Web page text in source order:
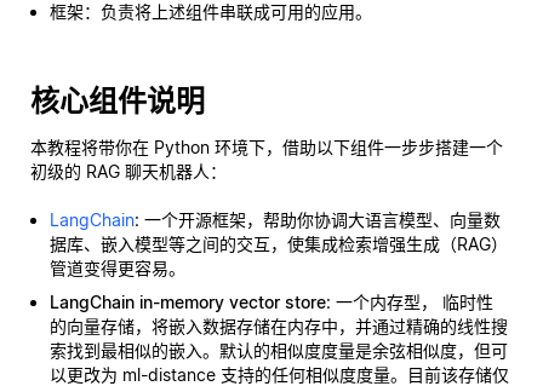
框架：负责将上述组件串联成可用的应用。
核心组件说明
本教程将带你在 Python 环境下，借助以下组件一步步搭建一个
初级的 RAG 聊天机器人：
LangChain: 一个开源框架，帮助你协调大语言模型、向量数
据库、嵌入模型等之间的交互，使集成检索增强生成（RAG）
管道变得更容易。
LangChain in-memory vector store: 一个内存型， 临时性
的向量存储，将嵌入数据存储在内存中，并通过精确的线性搜
索找到最相似的嵌入。默认的相似度度量是余弦相似度，但可
以更改为 ml-distance 支持的任何相似度度量。目前该存储仅